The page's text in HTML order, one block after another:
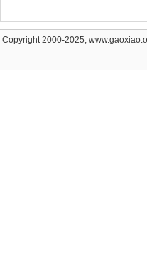
Copyright 2000-2025,